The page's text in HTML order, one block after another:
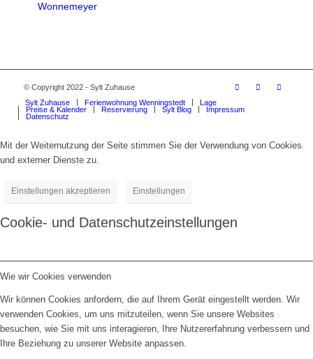
Wonnemeyer
© Copyright 2022 - Sylt Zuhause
Sylt Zuhause
Ferienwohnung Wenningstedt
Lage
Preise & Kalender
Reservierung Sylt Blog
Impressum
Datenschutz
Mit der Weiternutzung der Seite stimmen Sie der Verwendung von Cookies
und externer Dienste zu.
Einstellungen akzeptieren Einstellungen
Cookie- und Datenschutzeinstellungen
Wie wir Cookies verwenden
Wir können Cookies anfordern, die auf Ihrem Gerät eingestellt werden. Wir
verwenden Cookies, um uns mitzuteilen, wenn Sie unsere Websites
besuchen, wie Sie mit uns interagieren, Ihre Nutzererfahrung verbessern und
Ihre Beziehung zu unserer Website anpassen.